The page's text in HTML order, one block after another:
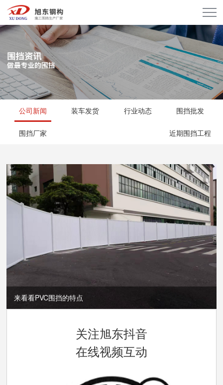
公司新闻 装车发货 行业动态 围挡批发
围挡厂家 近期围挡工程
来看看PVC围挡的特点
关注旭东抖音
在线视频互动